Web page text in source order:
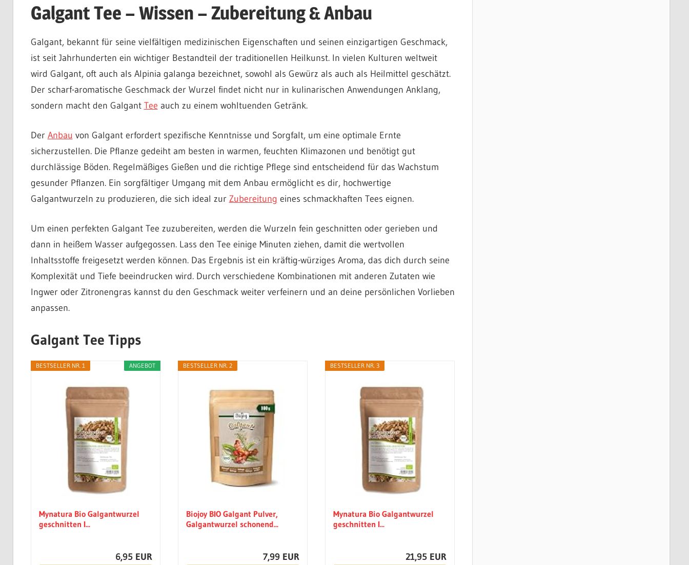
Galgant Tee – Wissen – Zubereitung & Anbau
Galgant, bekannt für seine vielfältigen medizinischen Eigenschaften und seinen einzigartigen Geschmack,
ist seit Jahrhunderten ein wichtiger Bestandteil der traditionellen Heilkunst. In vielen Kulturen weltweit
wird Galgant, oft auch als Alpinia galanga bezeichnet, sowohl als Gewürz als auch als Heilmittel geschätzt.
Der scharf-aromatische Geschmack der Wurzel findet nicht nur in kulinarischen Anwendungen Anklang,
sondern macht den Galgant Tee auch zu einem wohltuenden Getränk.
Der Anbau von Galgant erfordert spezifische Kenntnisse und Sorgfalt, um eine optimale Ernte
sicherzustellen. Die Pflanze gedeiht am besten in warmen, feuchten Klimazonen und benötigt gut
durchlässige Böden. Regelmäßiges Gießen und die richtige Pflege sind entscheidend für das Wachstum
gesunder Pflanzen. Ein sorgfältiger Umgang mit dem Anbau ermöglicht es dir, hochwertige
Galgantwurzeln zu produzieren, die sich ideal zur Zubereitung eines schmackhaften Tees eignen.
Um einen perfekten Galgant Tee zuzubereiten, werden die Wurzeln fein geschnitten oder gerieben und
dann in heißem Wasser aufgegossen. Lass den Tee einige Minuten ziehen, damit die wertvollen
Inhaltsstoffe freigesetzt werden können. Das Ergebnis ist ein kräftig-würziges Aroma, das dich durch seine
Komplexität und Tiefe beeindrucken wird. Durch verschiedene Kombinationen mit anderen Zutaten wie
Ingwer oder Zitronengras kannst du den Geschmack weiter verfeinern und an deine persönlichen Vorlieben
anpassen.
Galgant Tee Tipps
ANGEBOT
BESTSELLER NR. 1
Mynatura Bio Galgantwurzel
geschnitten I...
6,95 EUR
BESTSELLER NR. 2
Biojoy BIO Galgant Pulver,
Galgantwurzel schonend...
7,99 EUR
BESTSELLER NR. 3
Mynatura Bio Galgantwurzel
geschnitten I...
21,95 EUR